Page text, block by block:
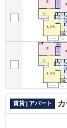
賃貸 | アパート